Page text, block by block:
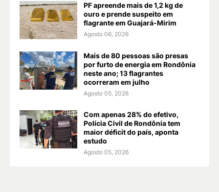
PF apreende mais de 1,2 kg de
ouro e prende suspeito em
flagrante em Guajará-Mirim
Agosto 06, 2026
Mais de 80 pessoas são presas
por furto de energia em Rondônia
neste ano; 13 flagrantes
ocorreram em julho
Agosto 05, 2026
Com apenas 28% do efetivo,
Polícia Civil de Rondônia tem
maior déficit do país, aponta
estudo
Agosto 05, 2026